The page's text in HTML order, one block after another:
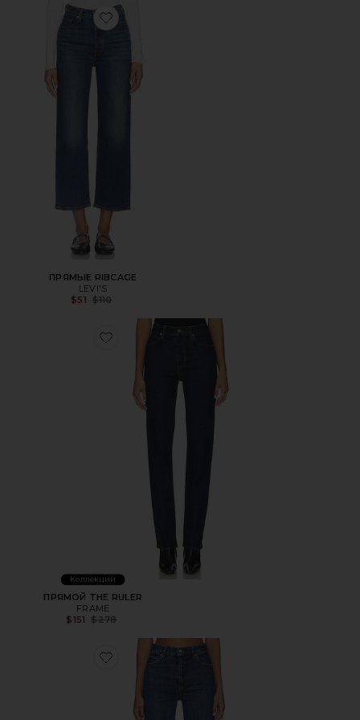
Favorite ПРЯМЫЕ RIBCAGE
ПРЯМЫЕ RIBCAGE
LEVI'S
$51 Previous price:
$110
Favorite ПРЯМОЙ THE RULER
Коллекции
ПРЯМОЙ THE RULER
FRAME
$151
Previous price:
$278
Favorite ПРЯМЫЕ RULER